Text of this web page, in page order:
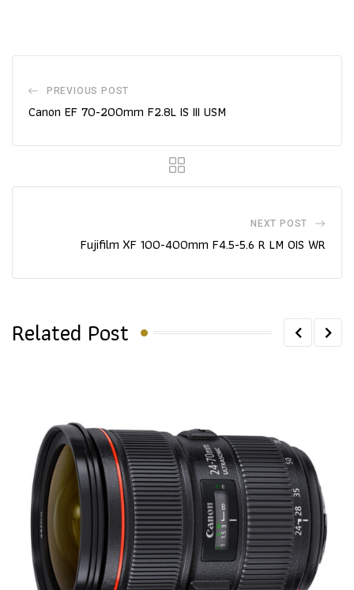
PREVIOUS POST
Canon EF 70-200mm F2.8L IS III USM
NEXT POST
Fujifilm XF 100-400mm F4.5-5.6 R LM OIS WR
Related Post